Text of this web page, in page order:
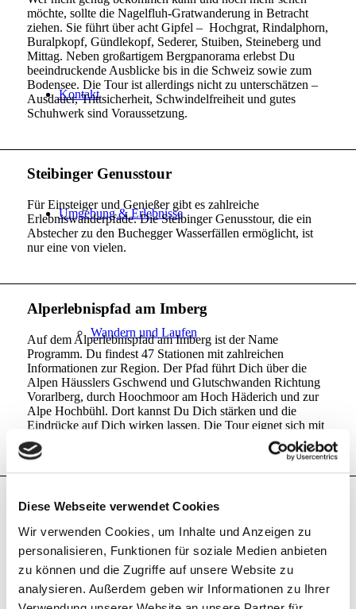
Diese Webseite verwendet Cookies
Wir verwenden Cookies, um Inhalte und Anzeigen zu
personalisieren, Funktionen für soziale Medien anbieten
zu können und die Zugriffe auf unsere Website zu
analysieren. Außerdem geben wir Informationen zu Ihrer
Kontakt
Umgebung & Erlebnisse
Wandern und Laufen
Bergbahnen & Skilifte
möchte, sollte die Nagelfluh-Gratwanderung in Betracht
ziehen. Sie führt über acht Gipfel – Hochgrat, Rindalphorn,
Buralpkopf, Gündlekopf, Sederer, Stuiben, Steineberg und
Mittag. Neben großartigem Bergpanorama erlebst Du
beeindruckende Ausblicke bis in die Schweiz sowie zum
Bodensee. Die Tour ist allerdings nicht zu unterschätzen –
Ausdauer, Trittsicherheit, Schwindelfreiheit und gutes
Schuhwerk sind Voraussetzung.
Steibinger Genusstour
Für Einsteiger und Genießer gibt es zahlreiche
Erlebniswanderpfade. Die Steibinger Genusstour, die ein
Abstecher zu den Buchegger Wasserfällen ermöglicht, ist
nur eine von vielen.
Alperlebnispfad am Imberg
Auf dem Alperlebnispfad am Imberg ist der Name
Programm. Du findest 47 Stationen mit zahlreichen
Informationen zur Region. Der Pfad führt Dich über die
Alpen Häusslers Gschwend und Glutschwanden Richtung
Vorarlberg, durch Hoochmoor am Hoch Häderich und zur
Alpe Hochbühl. Dort kannst Du Dich stärken und die
Eindrücke auf Dich wirken lassen. Die Tour eignet sich mit
ca. 6,5 km auch perfekt für Familien.
Hütten entdecken
Die Drei-Hütten-Tour führt von der Siedelalpe, über die
Juget Alpe zur Alpe Schönesreuth. Auf dieser Strecke
kommt mit Sicherheit kein Durst auf. Von der Siedelalpe
aus, hast Du einen wunderbaren Blick auf den großen
Alpsee. Nach der schönen Aussicht gelangst Du auf
unterschiedlichstem Terrain – ein Waldstück, ein Hochmoor,